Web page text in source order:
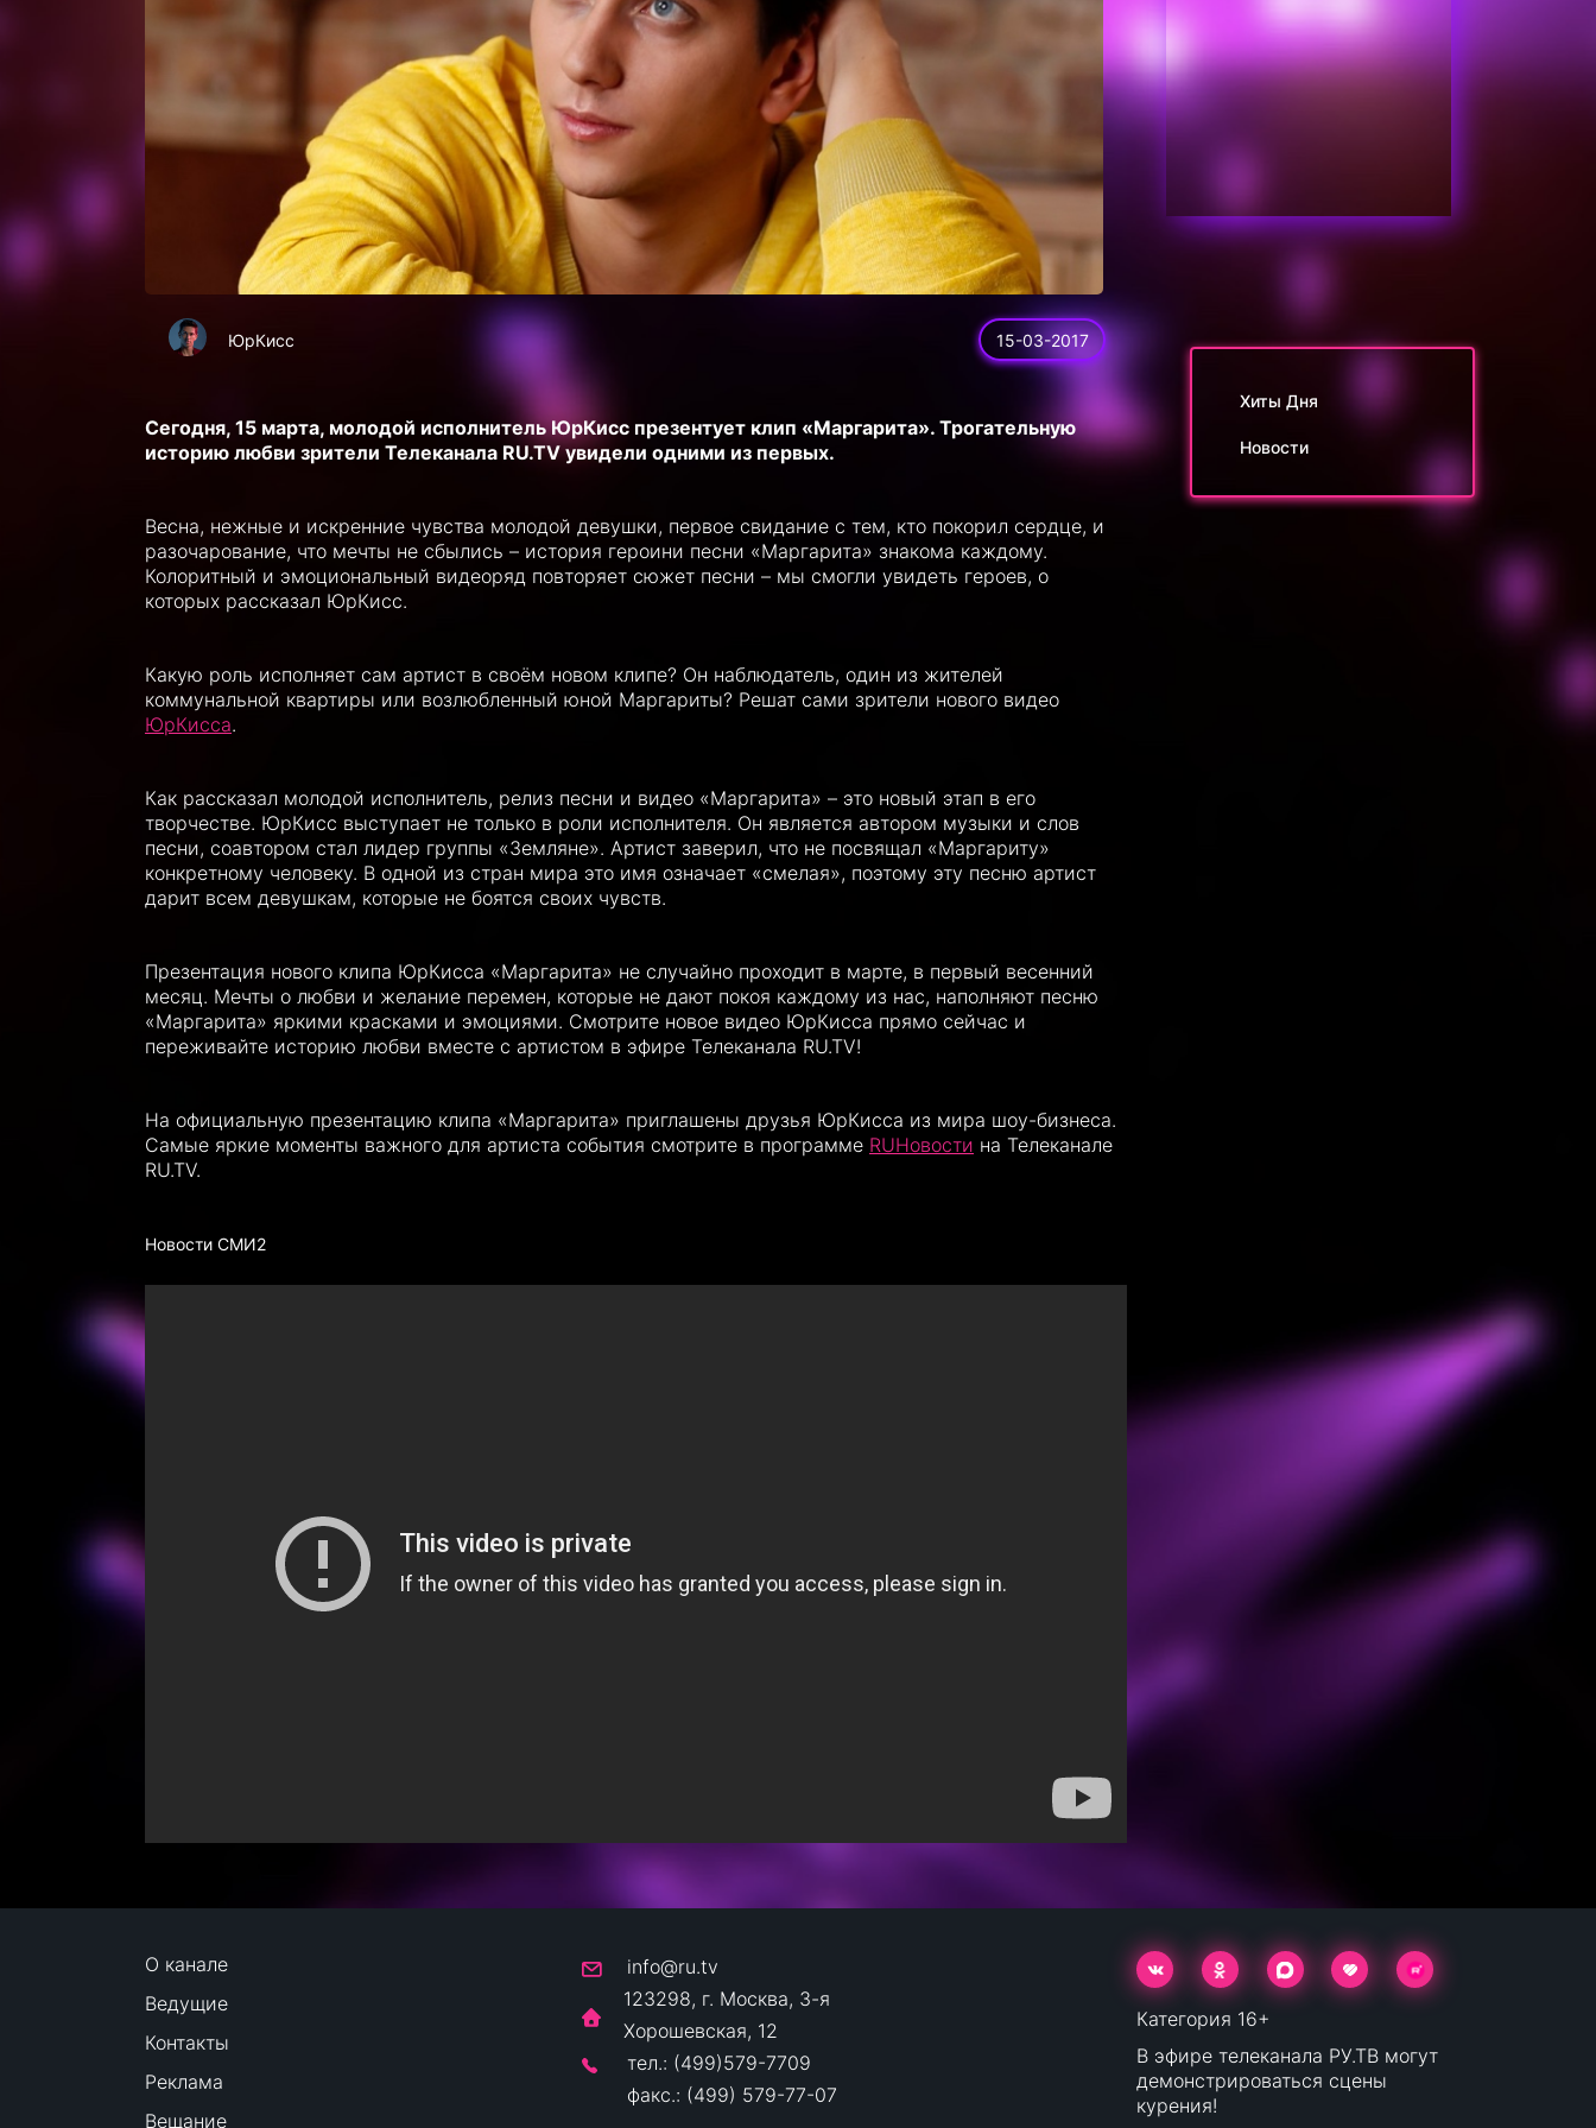
ЮрКисс 15-03-2017
Сегодня, 15 марта, молодой исполнитель ЮрКисс презентует клип «Маргарита». Трогательную
историю любви зрители Телеканала RU.TV увидели одними из первых.
Весна, нежные и искренние чувства молодой девушки, первое свидание с тем, кто покорил сердце, и
разочарование, что мечты не сбылись – история героини песни «Маргарита» знакома каждому.
Колоритный и эмоциональный видеоряд повторяет сюжет песни – мы смогли увидеть героев, о
которых рассказал ЮрКисс.
Какую роль исполняет сам артист в своём новом клипе? Он наблюдатель, один из жителей
коммунальной квартиры или возлюбленный юной Маргариты? Решат сами зрители нового видео
ЮрКисса.
Как рассказал молодой исполнитель, релиз песни и видео «Маргарита» – это новый этап в его
творчестве. ЮрКисс выступает не только в роли исполнителя. Он является автором музыки и слов
песни, соавтором стал лидер группы «Земляне». Артист заверил, что не посвящал «Маргариту»
конкретному человеку. В одной из стран мира это имя означает «смелая», поэтому эту песню артист
дарит всем девушкам, которые не боятся своих чувств.
Презентация нового клипа ЮрКисса «Маргарита» не случайно проходит в марте, в первый весенний
месяц. Мечты о любви и желание перемен, которые не дают покоя каждому из нас, наполняют песню
«Маргарита» яркими красками и эмоциями. Смотрите новое видео ЮрКисса прямо сейчас и
переживайте историю любви вместе с артистом в эфире Телеканала RU.TV!
На официальную презентацию клипа «Маргарита» приглашены друзья ЮрКисса из мира шоу-бизнеса.
Самые яркие моменты важного для артиста события смотрите в программе RUНовости на Телеканале
RU.TV.
Новости СМИ2
Хиты Дня
Новости
О канале
Ведущие
Контакты
Реклама
Вещание
info@ru.tv
123298, г. Москва, 3-я
Хорошевская, 12
тел.: (499)579-7709
факс.: (499) 579-77-07
Категория 16+
В эфире телеканала РУ.ТВ могут
демонстрироваться сцены
курения!